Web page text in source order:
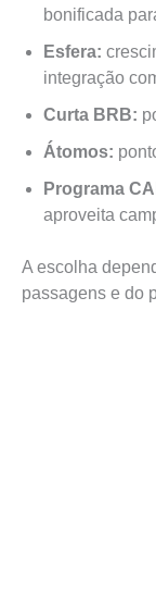
bonificada
Esfera:
integração
Curta BRB:
Átomos:
Programa
aproveita
A escolha
passagens e do